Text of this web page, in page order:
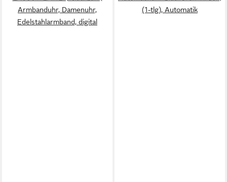
Armbanduhr, Damenuhr,
Edelstahlarmband, digital
(1-tlg), Automatik